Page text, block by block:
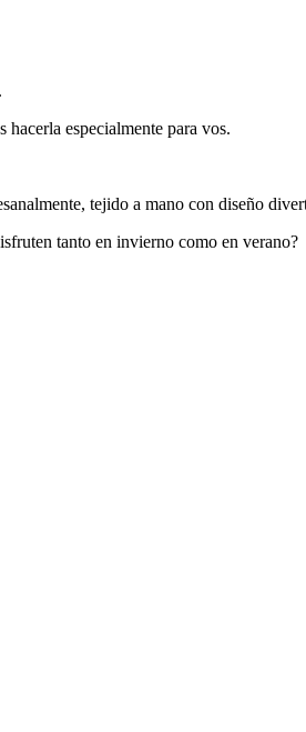
hacerla especialmente para vos.
tejido a mano con diseño
tanto en invierno como en verano?